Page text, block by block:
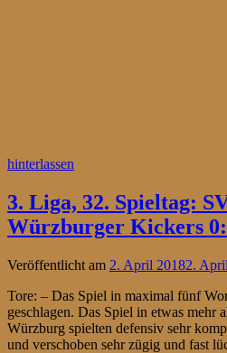
hinterlassen
3. Liga, 32. Spieltag:
Würzburger Kickers
Veröffentlicht am 2. April 20182.
Tore: – Das Spiel in maximal fünf
geschlagen. Das Spiel in etwas mehr
Würzburg spielten defensiv sehr
und verschoben sehr zügig und fast